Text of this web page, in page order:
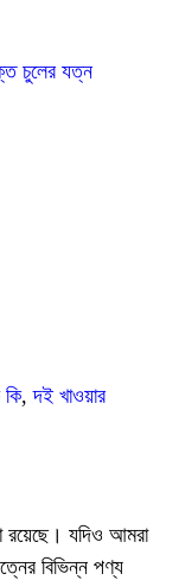
চুলের যত্ন
কি,দই খাওয়ার
রয়েছে। যদিও আমরা
বিভিন্ন পণ্য